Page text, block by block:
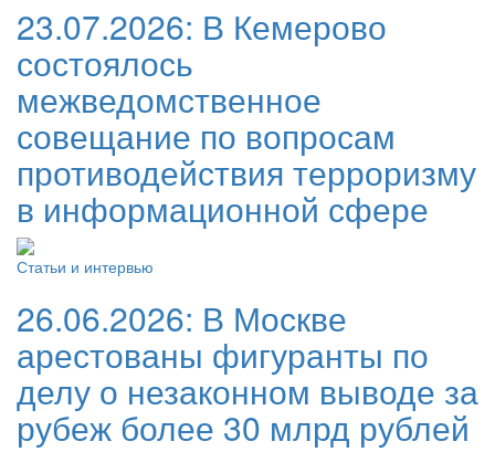
23.07.2026: В Кемерово
состоялось
межведомственное
совещание по вопросам
противодействия терроризму
в информационной сфере
Статьи и интервью
26.06.2026: В Москве
арестованы фигуранты по
делу о незаконном выводе за
рубеж более 30 млрд рублей